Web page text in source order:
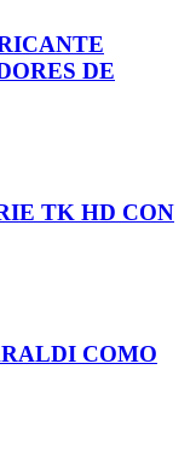
DE
TK HD CON
COMO